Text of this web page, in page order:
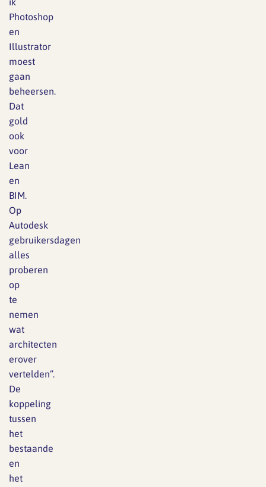
Photoshop
en
Illustrator
moest
gaan
beheersen.
Dat
gold
ook
voor
Lean
en
BIM.
Op
Autodesk
gebruikersdagen
alles
proberen
op
te
nemen
wat
architecten
erover
vertelden”.
De
koppeling
tussen
het
bestaande
en
het